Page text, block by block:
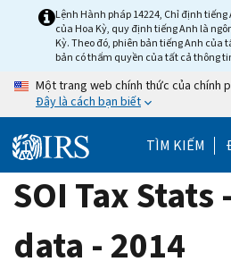
Lệnh Hành pháp 14224, Chỉ định
của Hoa Kỳ, quy định tiếng Anh là
Kỳ. Theo đó, phiên bản tiếng Anh của
bản có thẩm quyền của tất cả thông
Một trang web chính thức của chính
Đây là cách bạn biết
TÌM KIẾM
SOI Tax
data - 2014